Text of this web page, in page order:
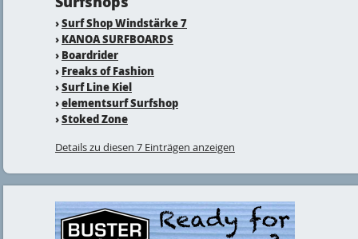
›Surf Shop Windstärke 7
› KANOA SURFBOARDS
› Boardrider
› Freaks of Fashion
›Surf Line Kiel
›elementsurf Surfshop
›Stoked Zone
Details zu diesen 7 Einträgen anzeigen